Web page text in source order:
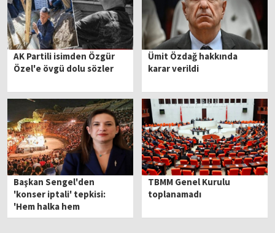
AK Partili isimden Özgür
Özel'e övgü dolu sözler
Ümit Özdağ hakkında
karar verildi
Başkan Sengel'den
'konser iptali' tepkisi:
'Hem halka hem
sanatçılara ceza'
TBMM Genel Kurulu
toplanamadı